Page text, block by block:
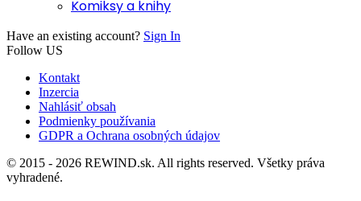
Komiksy a knihy
Have an existing account? Sign In
Follow US
Kontakt
Inzercia
Nahlásiť obsah
Podmienky používania
GDPR a Ochrana osobných údajov
© 2015 - 2026 REWIND.sk. All rights reserved. Všetky práva
vyhradené.